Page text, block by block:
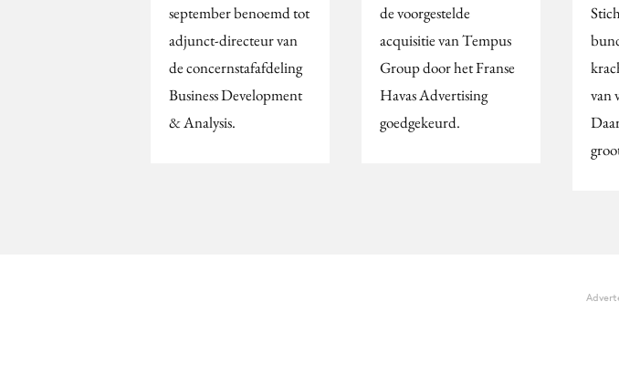
september benoemd tot
adjunct-directeur van
de concernstafafdeling
Business Development
& Analysis.
de voorgestelde
acquisitie van Tempus
Group door het Franse
Havas Advertising
goedgekeurd.
van